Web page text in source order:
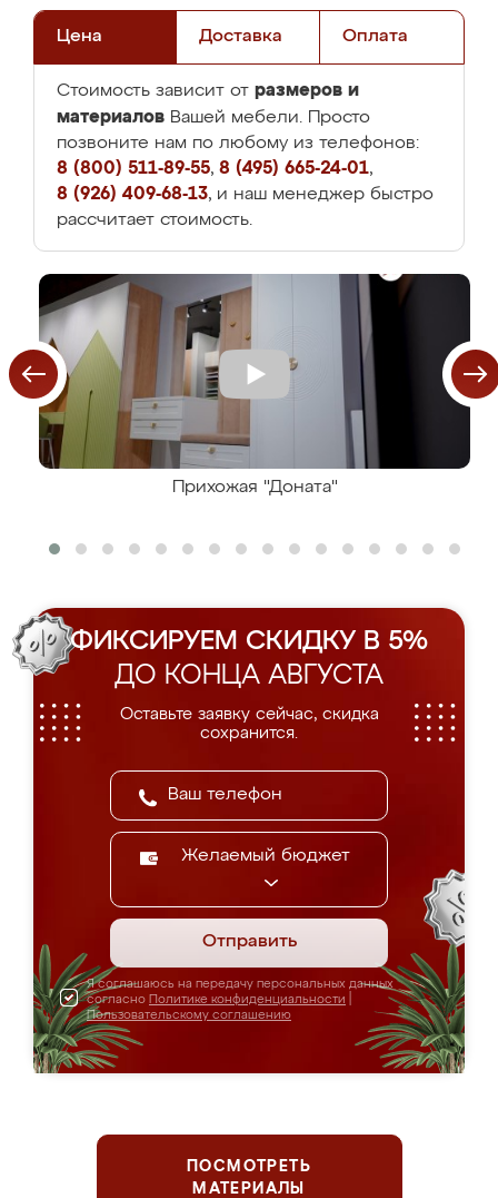
Цена Доставка Оплата
Стоимость зависит от размеров и
материалов Вашей мебели. Просто
позвоните нам по любому из телефонов:
8 (800) 511-89-55, 8 (495) 665-24-01,
8 (926) 409-68-13, и наш менеджер быстро
рассчитает стоимость.
Прихожая "Доната"
ФИКСИРУЕМ СКИДКУ В 5%
ДО КОНЦА АВГУСТА
Оставьте заявку сейчас, скидка
сохранится.
Желаемый бюджет
Отправить
Я соглашаюсь на передачу персональных данных
согласно Политике конфиденциальности
Пользовательскому соглашению
ПОСМОТРЕТЬ
МАТЕРИАЛЫ